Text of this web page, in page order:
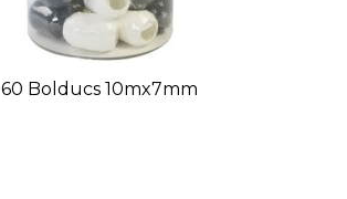
60 Bolducs 10mx7mm